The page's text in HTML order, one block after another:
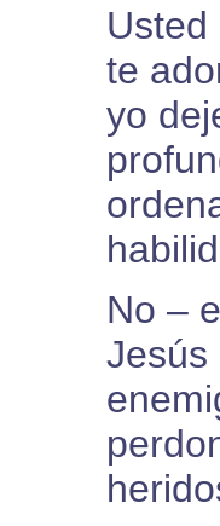
Usted
te
yo
No –
Jesús